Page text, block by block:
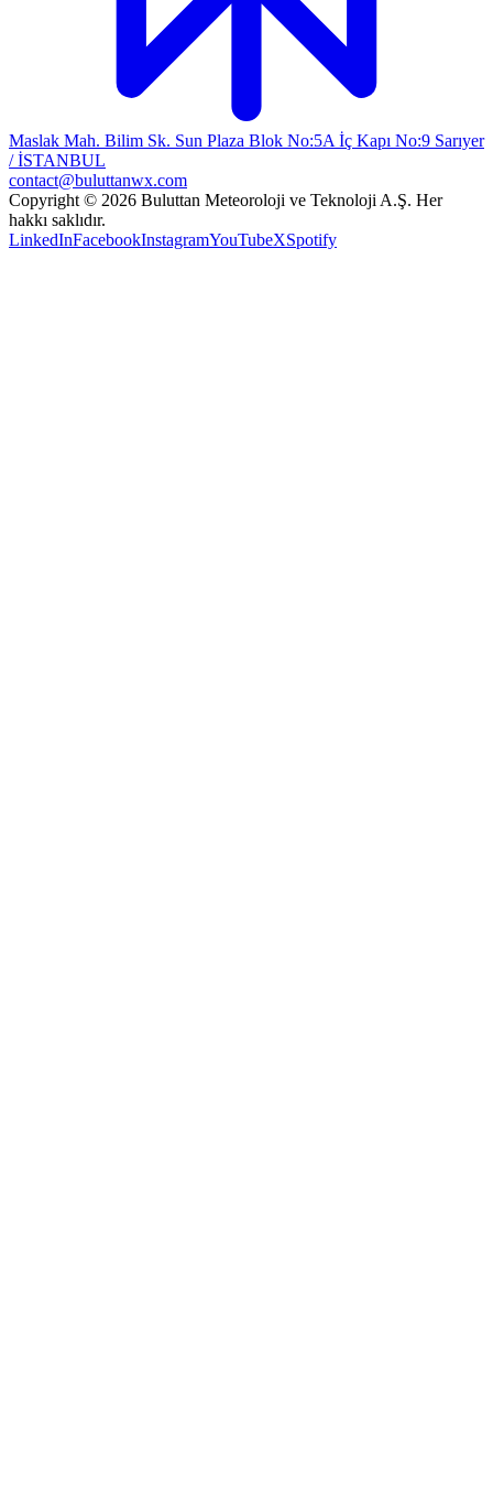
Maslak Mah. Bilim Sk. Sun Plaza Blok No:5A İç Kapı No:9 Sarıyer
/ İSTANBUL
contact@buluttanwx.com
Copyright © 2026 Buluttan Meteoroloji ve Teknoloji A.Ş. Her
hakkı saklıdır.
LinkedInFacebookInstagramYouTubeXSpotify